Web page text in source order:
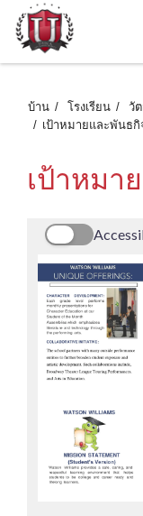
บ้าน โรงเรียน วั
เป้าหมายและพันธกิ
เป้าหมา